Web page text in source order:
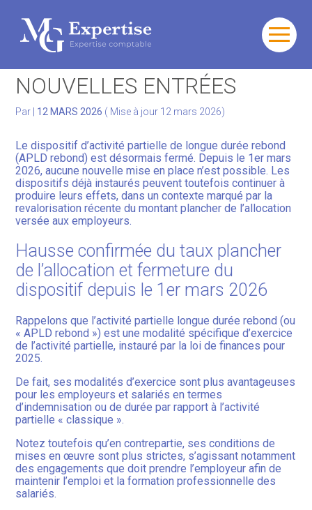
Aller
Gérer votre quotidien
Gérer votre patrimoine
Facturation Électronique
APLD REBOND : FIN DES
NOUVELLES ENTRÉES
Par 12 MARS 2026 ( Mise à jour 12 mars 2026)
Le dispositif d’activité partielle de longue durée rebond
(APLD rebond) est désormais fermé. Depuis le 1er mars
2026, aucune nouvelle mise en place n’est possible. Les
dispositifs déjà instaurés peuvent toutefois continuer à
produire leurs effets, dans un contexte marqué par la
revalorisation récente du montant plancher de l’allocation
versée aux employeurs.
Hausse confirmée du taux plancher
de l’allocation et fermeture du
dispositif depuis le 1er mars 2026
Rappelons que l’activité partielle longue durée rebond (ou
« APLD rebond ») est une modalité spécifique d’exercice
de l’activité partielle, instauré par la loi de finances pour
2025.
De fait, ses modalités d’exercice sont plus avantageuses
pour les employeurs et salariés en termes
d’indemnisation ou de durée par rapport à l’activité
partielle « classique ».
Notez toutefois qu’en contrepartie, ses conditions de
mises en œuvre sont plus strictes, s’agissant notamment
des engagements que doit prendre l’employeur afin de
maintenir l’emploi et la formation professionnelle des
salariés.